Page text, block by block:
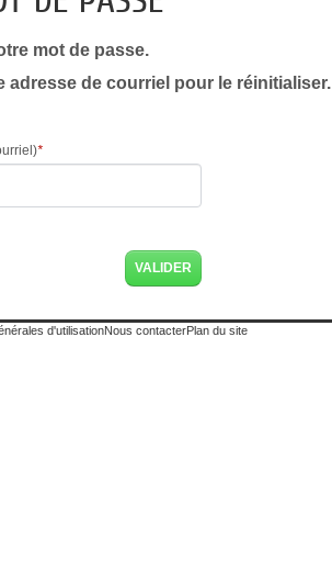
mot de passe.
de courriel pour le réinitialiser.
*
d'utilisationNous contacterPlan du site